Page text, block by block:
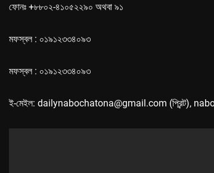
ফোনঃ +৮৮০২-৪১০৫২২৯০ অথবা ৯১
মফস্বল : ০১৯১২৩৩৪০৯৩
মফস্বল : ০১৯১২৩৩৪০৯৩
ই-মেইল: dailynabochatona@gmail.com (প্রিন্ট),